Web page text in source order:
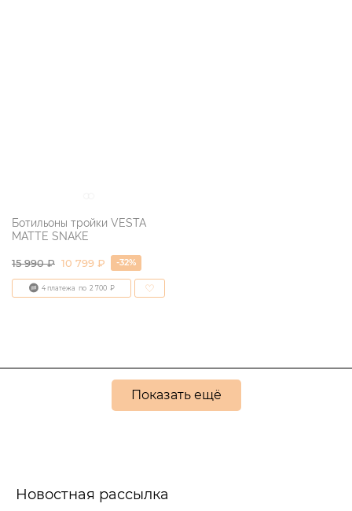
Ботильоны тройки VESTA
MATTE SNAKE
15 990₽ 10 799 ₽ -32%
4 платежа по 2 700 ₽
Показать ещё
Новостная рассылка